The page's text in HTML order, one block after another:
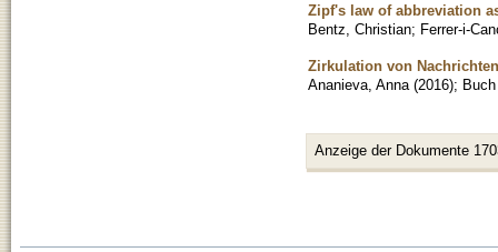
Zipf's law of abbreviation
Bentz, Christian; Ferrer-i-
Zirkulation von
Ananieva, Anna (2016); Buch
Anzeige der Dokumente